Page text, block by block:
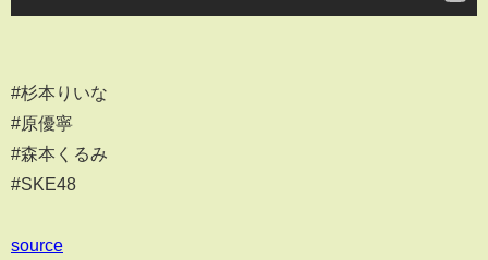
#杉本りいな
#原優寧
#森本くるみ
#SKE48
source